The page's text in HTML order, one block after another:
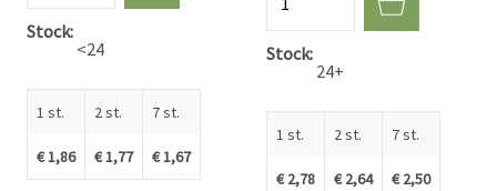
Stock
<24
1 st.
€ 1,86
2 st.
€ 1,77
7 st.
€ 1,67
Stock
24+
1 st.
€ 2,78
2 st.
€ 2,64
7 st.
€ 2,50